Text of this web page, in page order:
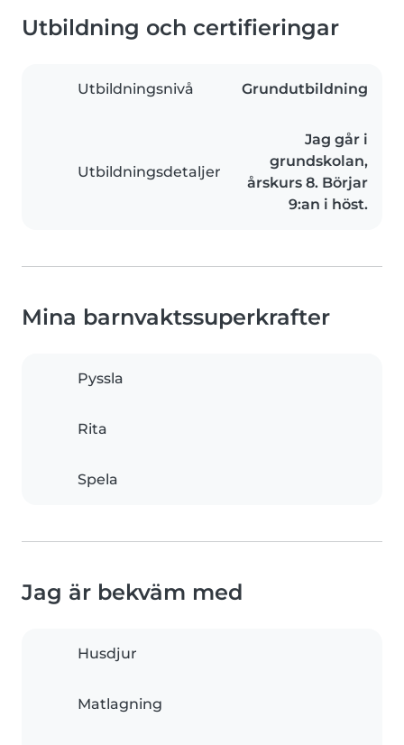
Utbildning och certifieringar
Utbildningsnivå Grundutbildning
Utbildningsdetaljer
Jag går i
grundskolan,
årskurs 8. Börjar
9:an i höst.
Mina barnvaktssuperkrafter
Pyssla
Rita
Spela
Jag är bekväm med
Husdjur
Matlagning